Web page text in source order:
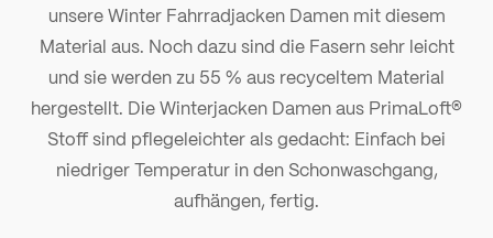
unsere Winter Fahrradjacken Damen mit diesem
Material aus. Noch dazu sind die Fasern sehr leicht
und sie werden zu 55 % aus recyceltem Material
hergestellt. Die Winterjacken Damen aus PrimaLoft®
Stoff sind pflegeleichter als gedacht: Einfach bei
niedriger Temperatur in den Schonwaschgang,
aufhängen, fertig.